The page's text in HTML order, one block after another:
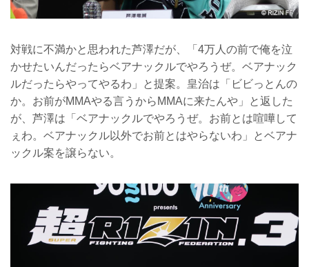
対戦に不満かと思われた芦澤だが、「4万人の前で俺を泣
かせたいんだったらベアナックルでやろうぜ。ベアナック
ルだったらやってやるわ」と提案。皇治は「ビビっとんの
か。お前がMMAやる言うからMMAに来たんや」と返した
が、芦澤は「ベアナックルでやろうぜ。お前とは喧嘩して
ぇわ。ベアナックル以外でお前とはやらないわ」とベアナ
ックル案を譲らない。